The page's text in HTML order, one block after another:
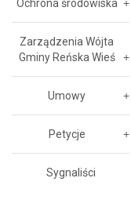
Ochrona środowiska
Zarządzenia Wójta
Gminy Reńska Wieś
Umowy
Petycje
Sygnaliści